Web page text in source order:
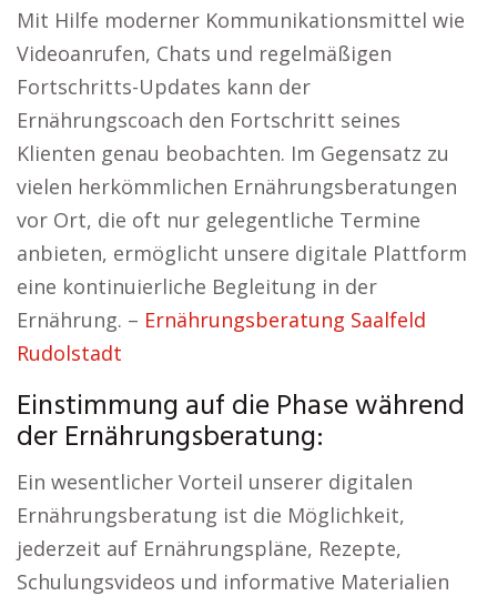
Mit Hilfe moderner Kommunikationsmittel wie
Videoanrufen, Chats und regelmäßigen
Fortschritts-Updates kann der
Ernährungscoach den Fortschritt seines
Klienten genau beobachten. Im Gegensatz zu
vielen herkömmlichen Ernährungsberatungen
vor Ort, die oft nur gelegentliche Termine
anbieten, ermöglicht unsere digitale Plattform
eine kontinuierliche Begleitung in der
Ernährung. – Ernährungsberatung Saalfeld
Rudolstadt
Einstimmung auf die Phase während
der Ernährungsberatung:
Ein wesentlicher Vorteil unserer digitalen
Ernährungsberatung ist die Möglichkeit,
jederzeit auf Ernährungspläne, Rezepte,
Schulungsvideos und informative Materialien